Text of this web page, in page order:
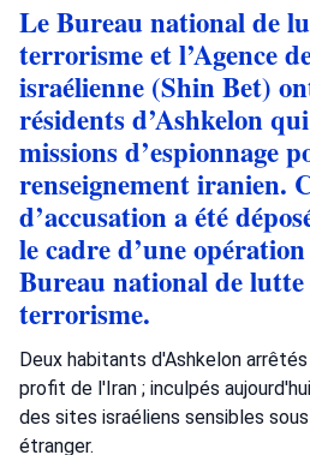
Le Bureau national de
terrorisme et l’Agence
israélienne (Shin Bet)
résidents d’Ashkelon
missions d’espionnage
renseignement iranien.
d’accusation a été
le cadre d’une
Bureau national de
terrorisme.
Deux habitants d'Ashkelon
profit de l'Iran ; inculpés
des sites israéliens sensibles
étranger.